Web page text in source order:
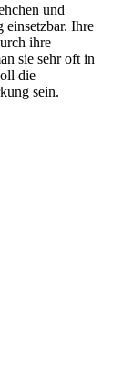
und
einsetzbar. Ihre
ihre
sie sehr oft in
die
sein.